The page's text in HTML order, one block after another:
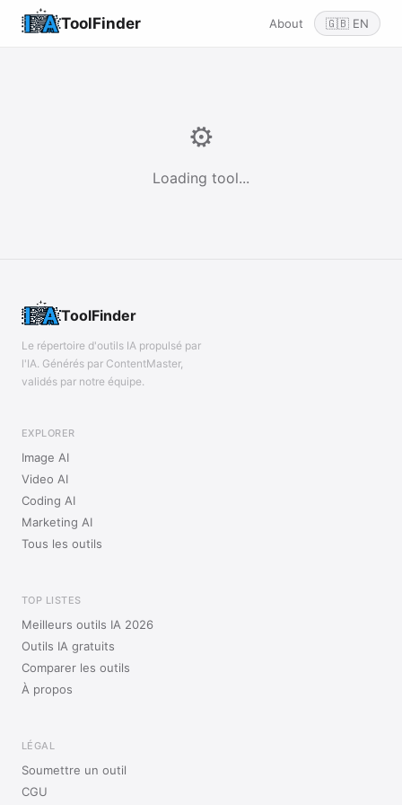
ToolFinder About 🇬🇧 EN
⚙️
Loading tool...
ToolFinder
Le répertoire d'outils IA propulsé par
l'IA. Générés par ContentMaster,
validés par notre équipe.
EXPLORER
Image AI
Video AI
Coding AI
Marketing AI
Tous les outils
TOP LISTES
Meilleurs outils IA 2026
Outils IA gratuits
Comparer les outils
À propos
LÉGAL
Soumettre un outil
CGU